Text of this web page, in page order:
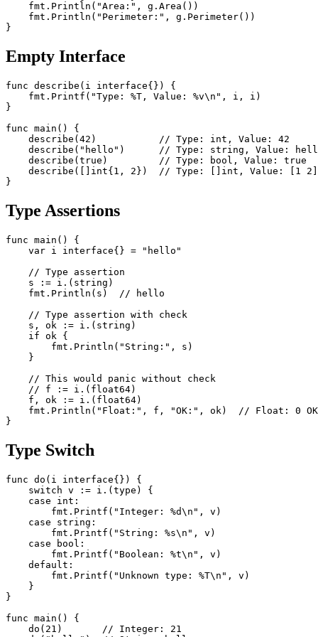
    fmt.Println("Area:", g.Area())
    fmt.Println("Perimeter:", g.Perimeter())
Empty Interface
func describe(i interface{}) {
    fmt.Printf("Type: %T, Value: %v\n", i, i)
}
func main() {
    describe(42)           // Type: int, Value: 42
describe("hello")      // Type: string, Value:
    describe(true)         // Type: bool, Value: true
    describe([]int{1, 2})  // Type: []int, Value: [1 2]
Type Assertions
func main() {
    var i interface{} = "hello"
    // Type assertion
    s := i.(string)
    fmt.Println(s)  // hello
    // Type assertion with check
    s, ok := i.(string)
    if ok {
        fmt.Println("String:", s)
    }
    // This would panic without check
    // f := i.(float64)
    f, ok := i.(float64)
fmt.Println("Float:", f, "OK:", ok)  // Float: 0
Type Switch
func do(i interface{}) {
    switch v := i.(type) {
    case int:
        fmt.Printf("Integer: %d\n", v)
    case string:
        fmt.Printf("String: %s\n", v)
    case bool:
        fmt.Printf("Boolean: %t\n", v)
    default:
        fmt.Printf("Unknown type: %T\n", v)
    }
}
func main() {
    do(21)       // Integer: 21